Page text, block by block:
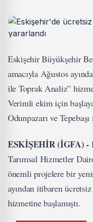
Eskişehir Büyükşehir
amacıyla Ağustos
ile Toprak Analiz”
Verimli ekim için
Odunpazarı ve
ESKİŞEHİR (İGFA) -
Tarımsal Hizmetler
önemli projelere bir
ayından itibaren
hizmetine başlamıştı.